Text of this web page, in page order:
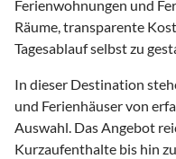
Ferienwohnungen und
Räume, transparente
Tagesablauf selbst zu
In dieser Destination
und Ferienhäuser von
Auswahl. Das Angebot
Kurzaufenthalte bis hin